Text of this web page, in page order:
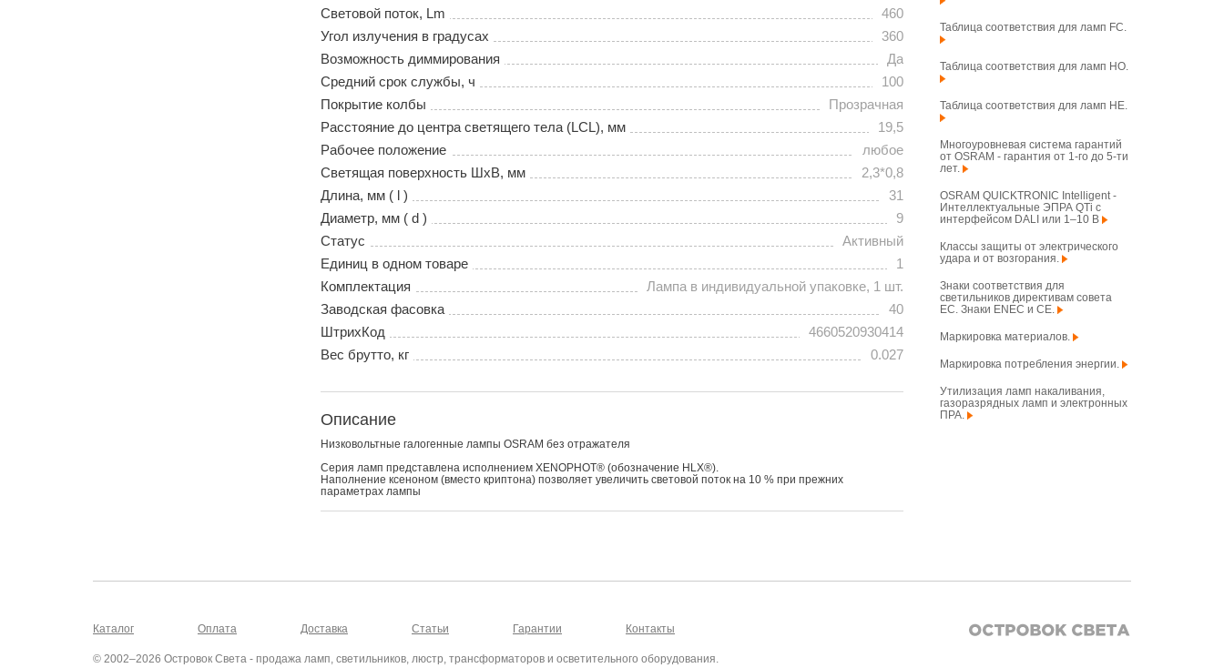
Световой поток, Lm
460
Угол излучения в градусах
360
Возможность диммирования
Да
Средний срок службы, ч
100
Покрытие колбы
Прозрачная
Расстояние до центра светящего тела (LCL), мм
19,5
Рабочее положение
любое
Светящая поверхность ШхВ, мм
2,3*0,8
Длина, мм ( l )
31
Диаметр, мм ( d )
9
Статус
Активный
Единиц в одном товаре
1
Комплектация
Лампа в индивидуальной упаковке, 1 шт.
Заводская фасовка
40
ШтрихКод
4660520930414
Вес брутто, кг
0.027
Описание
Низковольтные галогенные лампы OSRAM без отражателя
Серия ламп представлена исполнением XENOPHOT® (обозначение HLX®).
Наполнение ксеноном (вместо криптона) позволяет увеличить световой поток на 10 % при прежних
параметрах лампы
Таблица соответствия для ламп FC.
Таблица соответствия для ламп HO.
Таблица соответствия для ламп HE.
Многоуровневая система гарантий
от OSRAM - гарантия от 1-го до 5-ти
лет.
OSRAM QUICKTRONIC Intelligent -
Интеллектуальные ЭПРА QTi с
интерфейсом DALI или 1–10 В
Классы защиты от электрического
удара и от возгорания.
Знаки соответствия для
светильников директивам совета
ЕС. Знаки ENEC и CE.
Маркировка материалов.
Маркировка потребления энергии.
Утилизация ламп накаливания,
газоразрядных ламп и электронных
ПРА.
Каталог Оплата Доставка Статьи Гарантии Контакты
© 2002–2026 Островок Света - продажа ламп, светильников, люстр, трансформаторов и осветительного оборудования.